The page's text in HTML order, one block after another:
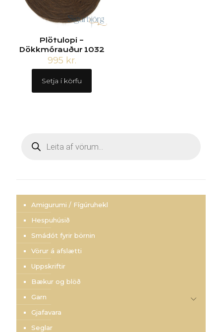
Plötulopi –
Dökkmórauður 1032
995 kr.
Setja í körfu
search
Amigurumi / Fígúruhekl
Hespuhúsið
Smádót fyrir börnin
Vörur á afslætti
Uppskriftir
Bækur og blöð
Garn
Gjafavara
Seglar